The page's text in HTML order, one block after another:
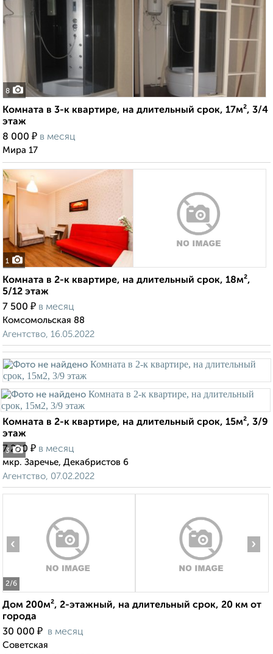
8
Комната в 3-к квартире, на длительный срок, 17м², 3/4
этаж
8 000 ₽ в месяц
Мира 17
1
Комната в 2-к квартире, на длительный срок, 18м²,
5/12 этаж
7 500 ₽ в месяц
Комсомольская 88
Агентство, 16.05.2022
3
Комната в 2-к квартире, на длительный срок, 15м², 3/9
этаж
7 200 ₽ в месяц
мкр. Заречье, Декабристов 6
Агентство, 07.02.2022
2/6
‹ ›
Дом 200м², 2-этажный, на длительный срок, 20 км от
города
30 000 ₽ в месяц
Советская